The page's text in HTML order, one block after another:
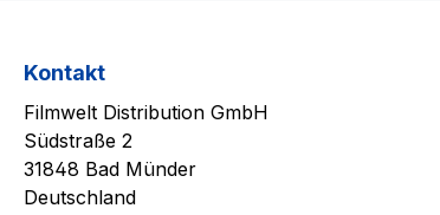
Kontakt
Filmwelt Distribution GmbH
Südstraße 2
31848 Bad Münder
Deutschland